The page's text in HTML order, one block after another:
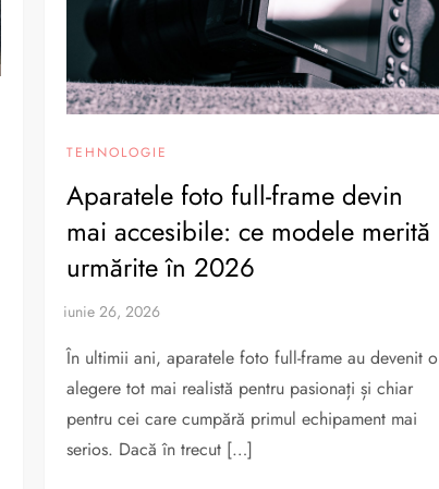
TEHNOLOGIE
Aparatele foto full-frame devin
mai accesibile: ce modele merită
urmărite în 2026
În ultimii ani, aparatele foto full-frame au devenit o
alegere tot mai realistă pentru pasionați și chiar
pentru cei care cumpără primul echipament mai
serios. Dacă în trecut […]